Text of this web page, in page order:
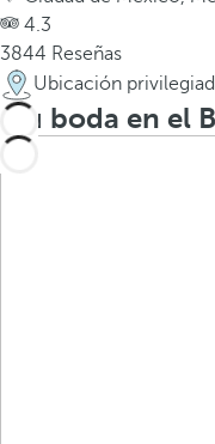
4.3
3844 Reseñas
Ubicación
Su boda en el